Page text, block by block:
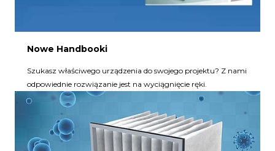
Nowe Handbooki
Szukasz właściwego urządzenia do swojego projektu? Z nami
odpowiednie rozwiązanie jest na wyciągnięcie ręki.